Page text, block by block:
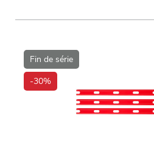
Fin de série
-30%